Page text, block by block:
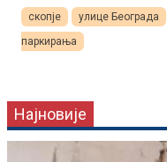
скопје улице Београда
паркирања
Најновије